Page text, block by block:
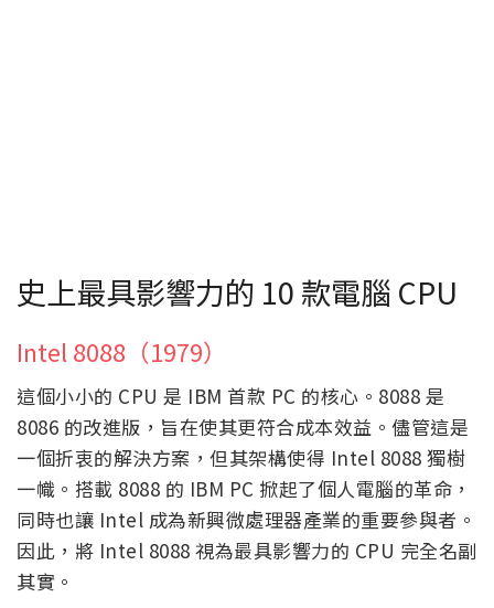
史上最具影響力的 10 款電腦 CPU
Intel 8088（1979）
這個小小的 CPU 是 IBM 首款 PC 的核心。8088 是
8086 的改進版，旨在使其更符合成本效益。儘管這是
一個折衷的解決方案，但其架構使得 Intel 8088 獨樹
一幟。搭載 8088 的 IBM PC 掀起了個人電腦的革命，
同時也讓 Intel 成為新興微處理器產業的重要參與者。
因此，將 Intel 8088 視為最具影響力的 CPU 完全名副
其實。